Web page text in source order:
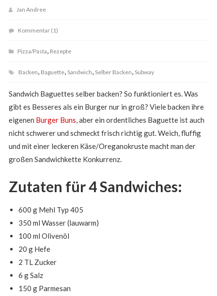
Jan Andree
Kommentar (1)
Pizza/Pasta, Rezepte
Backen, Baguette, Sandwich, Selber Backen, Subway
Sandwich Baguettes selber backen? So funktioniert es. Was
gibt es Besseres als ein Burger nur in groß? Viele backen ihre
eigenen Burger Buns, aber ein ordentliches Baguette ist auch
nicht schwerer und schmeckt frisch richtig gut. Weich, fluffig
und mit einer leckeren Käse/Oreganokruste macht man der
großen Sandwichkette Konkurrenz.
Zutaten für 4 Sandwiches:
600 g Mehl Typ 405
350 ml Wasser(lauwarm)
100 ml Olivenöl
20 g Hefe
2 TL Zucker
6 gSalz
150 g Parmesan